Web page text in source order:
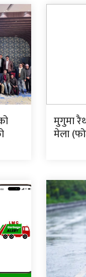
मुगुमा
मेला